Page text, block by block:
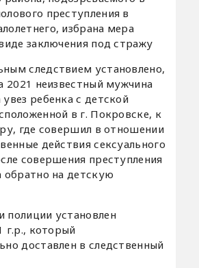
преступления в
избрана мера
заключения под стражу
следствием установлено,
2021 неизвестный мужчина
ребенка с детской
в г. Покровске, к
где совершил в отношении
действия сексуального
совершения преступления
обратно на детскую
полиции установлен
г.р., который
доставлен в следственный